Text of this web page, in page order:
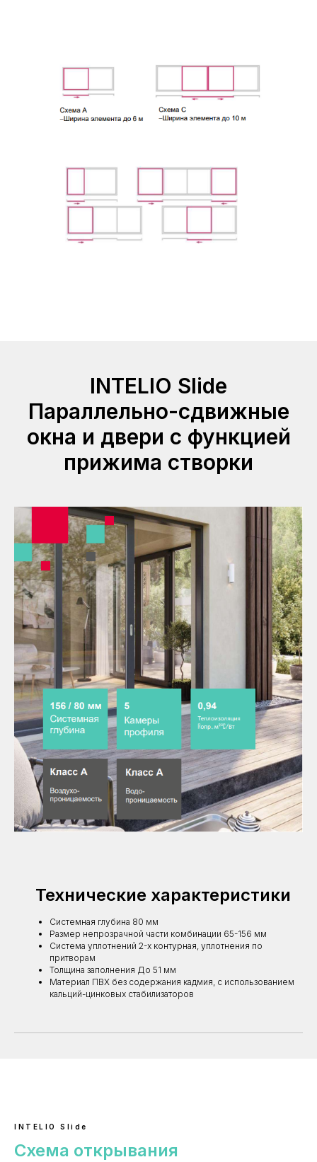
INTELIO Slide
Параллельно-сдвижные
окна и двери с функцией
прижима створки
Технические характеристики
Системная глубина 80 мм
Размер непрозрачной части комбинации 65-156 мм
Система уплотнений 2-х контурная, уплотнения по
притворам
Толщина заполнения До 51 мм
Материал ПВХ без содержания кадмия, с использованием
кальций-цинковых стабилизаторов
INTELIO Slide
Схема открывания